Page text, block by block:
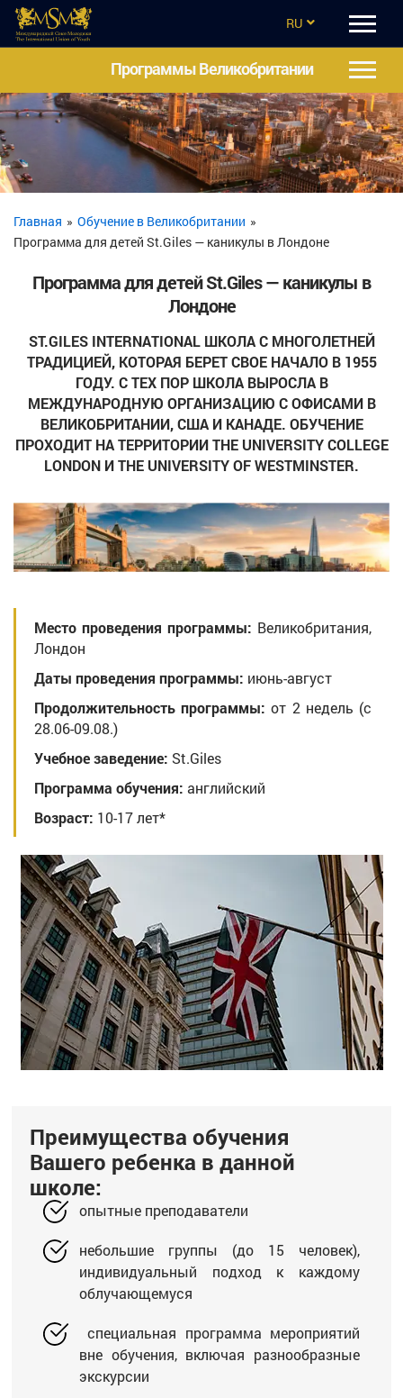
RU
CZ
UA
ES
Программы Великобритании
Главная » Обучение в Великобритании »
Программа для детей St.Giles — каникулы в Лондоне
Программа для детей St.Giles — каникулы в
Лондоне
ST.GILES INTERNATIONAL ШКОЛА С МНОГОЛЕТНЕЙ
ТРАДИЦИЕЙ, КОТОРАЯ БЕРЕТ СВОЕ НАЧАЛО В 1955
ГОДУ. С ТЕХ ПОР ШКОЛА ВЫРОСЛА В
МЕЖДУНАРОДНУЮ ОРГАНИЗАЦИЮ С ОФИСАМИ В
ВЕЛИКОБРИТАНИИ, США И КАНАДЕ. ОБУЧЕНИЕ
ПРОХОДИТ НА ТЕРРИТОРИИ THE UNIVERSITY COLLEGE
LONDON И THE UNIVERSITY OF WESTMINSTER.
Место проведения программы: Великобритания,
Лондон
Даты проведения программы: июнь-август
Продолжительность программы: от 2 недель (c
28.06-09.08.)
Учебное заведение: St.Giles
Программа обучения: английский
Возраст: 10-17 лет*
Преимущества обучения
Вашего ребенка в данной
школе:
опытные преподаватели
небольшие группы (до 15 человек),
индивидуальный подход к каждому
облучающемуся
специальная программа мероприятий
вне обучения, включая разнообразные
экскурсии